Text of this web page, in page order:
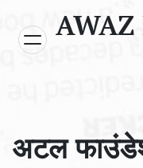
content
अटल